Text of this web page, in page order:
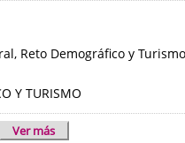
Reto Demográfico y Turismo
Y TURISMO
Ver más